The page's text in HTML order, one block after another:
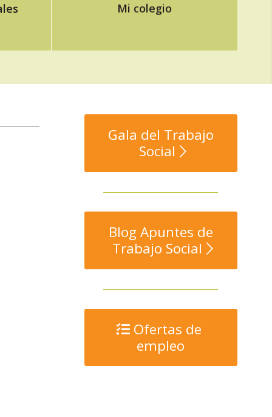
Mi colegio
Gala del Trabajo
Social
Blog Apuntes de
Trabajo Social
Ofertas de
empleo